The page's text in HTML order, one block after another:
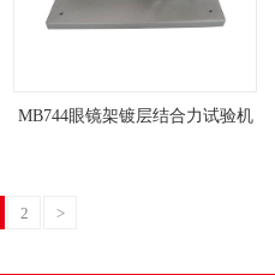
MB744眼镜架镀层结合力试验机
2 >